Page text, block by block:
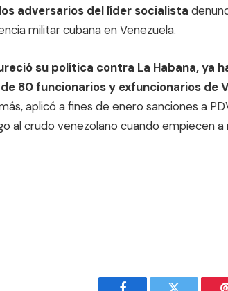
adversarios del líder socialista
militar cubana en Venezuela.
su política contra La Habana, ya
80 funcionarios y exfuncionarios de
aplicó a fines de enero sanciones a
al crudo venezolano cuando empiecen a